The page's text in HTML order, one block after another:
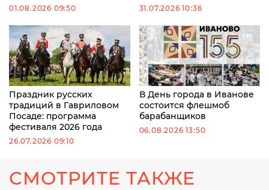
01.08.2026 09:50 31.07.2026 10:36
Праздник русских
традиций в Гавриловом
Посаде: программа
фестиваля 2026 года
26.07.2026 09:10
В День города в Иванове
состоится флешмоб
барабанщиков
06.08.2026 13:50
СМОТРИТЕ ТАКЖЕ